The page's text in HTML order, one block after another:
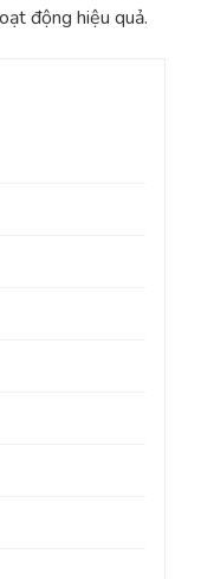
nhà (BMS)
động hiệu quả.